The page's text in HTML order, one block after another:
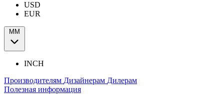
USD
EUR
ММ
INCH
Производителям Дизайнерам Дилерам
Полезная информация